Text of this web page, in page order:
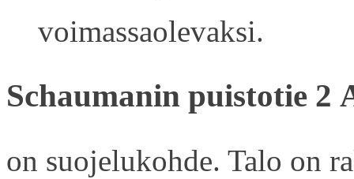
voimassaolevaksi.
Schaumanin puistotie 2
on suojelukohde. Talo on